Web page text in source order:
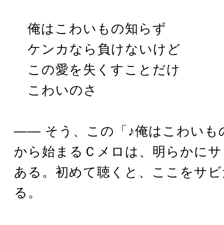
俺はこわいもの知らず
ケンカなら負けないけど
この愛を失くすことだけ
こわいのさ
―― そう、この「♪俺はこわいも
から始まるＣメロは、明らかに
ある。初めて聴くと、ここをサ
る。